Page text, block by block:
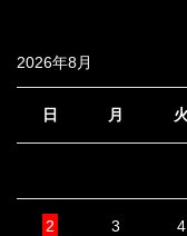
2026年8月
日 月 火
2 3 4